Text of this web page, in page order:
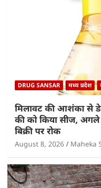
DRUG SANSAR मध्य प्रदेश
मिलावट की आशंका से
की को किया सीज,
बिक्री पर रोक
August 8, 2026 Maheka